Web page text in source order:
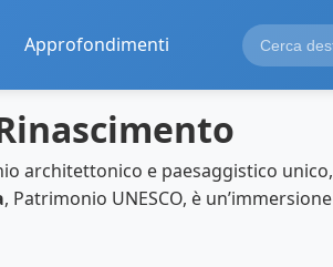
Approfondimenti
architettonico e paesaggistico unico,
, Patrimonio UNESCO, è un’immersione